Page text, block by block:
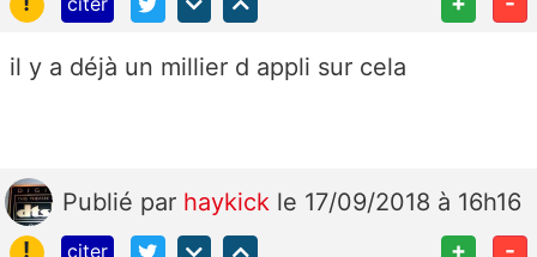
il y a déjà un millier d appli sur cela
Publié par haykick le 17/09/2018 à 16h16
!
citer + -